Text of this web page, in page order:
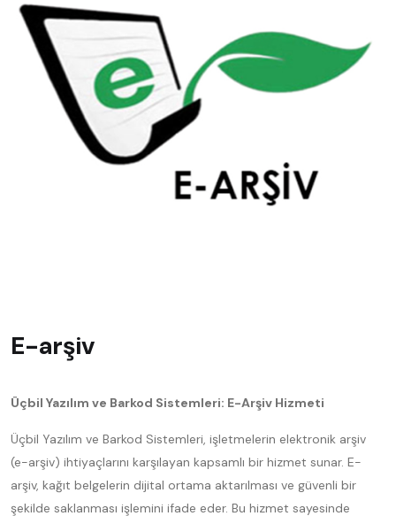
E-arşiv
Üçbil Yazılım ve Barkod Sistemleri: E-Arşiv Hizmeti
Üçbil Yazılım ve Barkod Sistemleri, işletmelerin elektronik arşiv
(e-arşiv) ihtiyaçlarını karşılayan kapsamlı bir hizmet sunar. E-
arşiv, kağıt belgelerin dijital ortama aktarılması ve güvenli bir
şekilde saklanması işlemini ifade eder. Bu hizmet sayesinde